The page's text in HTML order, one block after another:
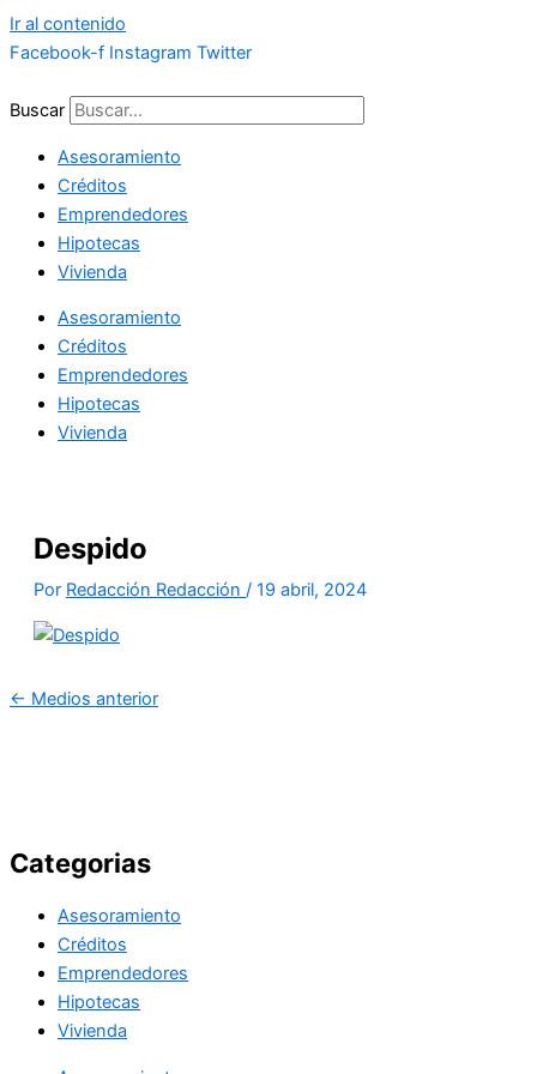
Ir al contenido
Facebook-f Instagram Twitter
Buscar
Asesoramiento
Créditos
Emprendedores
Hipotecas
Vivienda
Asesoramiento
Créditos
Emprendedores
Hipotecas
Vivienda
Despido
Por Redacción Redacción / 19 abril, 2024
← Medios anterior
Categorias
Asesoramiento
Créditos
Emprendedores
Hipotecas
Vivienda